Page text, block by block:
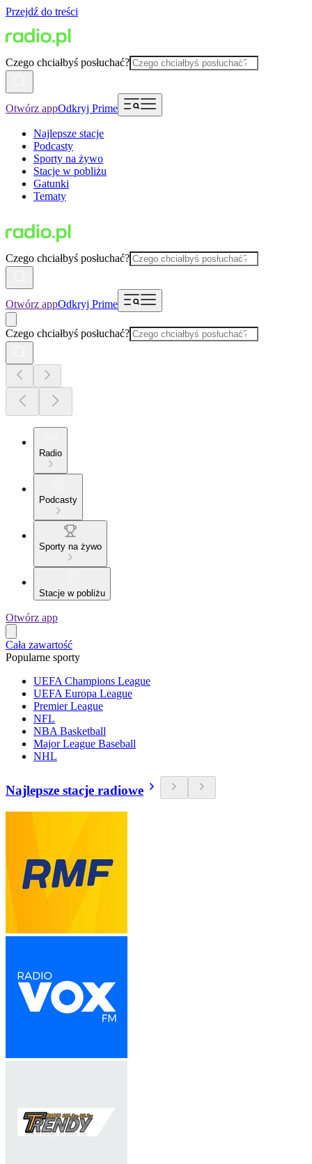
Przejdź do treści
Czego chciałbyś posłuchać?
Otwórz appOdkryj Prime
Najlepsze stacje
Podcasty
Sporty na żywo
Stacje w pobliżu
Gatunki
Tematy
Czego chciałbyś posłuchać?
Otwórz appOdkryj Prime
Czego chciałbyś posłuchać?
Radio
Podcasty
Sporty na żywo
Stacje w pobliżu
Otwórz app
Cała zawartość
Popularne sporty
UEFA Champions League
UEFA Europa League
Premier League
NFL
NBA Basketball
Major League Baseball
NHL
Najlepsze stacje radiowe